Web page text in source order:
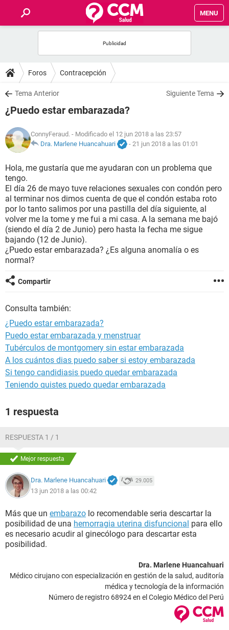
MENU
FOROS
SALUD
FAMILIA
NUTRICIÓN
BIENESTAR
SEXUALIDAD
GLOSARIO
Foros Contracepción
Tema Anterior Siguiente Tema
¿Puedo estar embarazada?
ConnyFeraud. - Modificado el 12 jun 2018 a las 23:57
Dra. Marlene Huancahuari
- 21 jun 2018 a las 01:01
Hola, me gustaría que me ayudaran con un problema que
tengo.
El día 26 de mayo tuve relaciones sexuales con condón pero
al terminar nos dimos cuenta de que el condón estaba roto
por lo tanto salimos por una pastilla del día siguiente, al
volver me la tome y me fui a mi casa. A la semana me bajó
(siendo el día 2 de Junio) pero hasta la fecha me sigue
bajando (12 de Junio).
¿Puedo estar embarazada? ¿Es alguna anomalía o es
normal?
Compartir
Consulta también:
¿Puedo estar embarazada?
Puedo estar embarazada y menstruar
Tubérculos de montgomery sin estar embarazada
A los cuántos dias puedo saber si estoy embarazada
Si tengo candidiasis puedo quedar embarazada
Teniendo quistes puedo quedar embarazada
1 respuesta
RESPUESTA 1 / 1
Mejor respuesta
Dra. Marlene Huancahuari 29.005
13 jun 2018 a las 00:42
Más que un embarazo lo recomendable seria descartar la
posibilidad de una hemorragia uterina disfuncional para ello
es necesario acudir al ginecólogo para descartar esta
posibilidad.
Dra. Marlene Huancahuari
Médico cirujano con especialización en gestión de la salud, auditoría
médica y tecnología de la información
Número de registro 68924 en el Colegio Médico del Perú